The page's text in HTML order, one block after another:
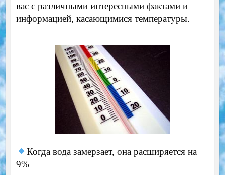
вас с различными интересными фактами и
информацией, касающимися температуры.
Когда вода замерзает, она расширяется на
9%